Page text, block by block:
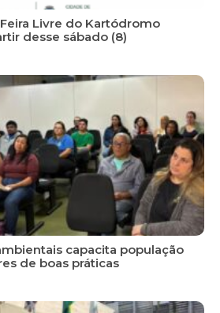
Livre do Kartódromo
desse sábado (8)
capacita população
de boas práticas